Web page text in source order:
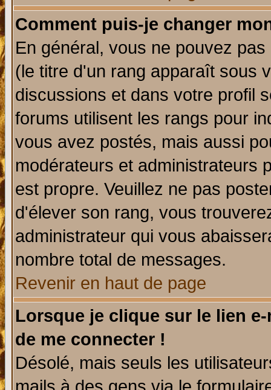
Comment puis-je changer
En général, vous ne pouvez
(le titre d'un rang apparaît sous
discussions et dans votre profil
forums utilisent les rangs pour
vous avez postés, mais aussi
modérateurs et administrateurs
est propre. Veuillez ne pas
d'élever son rang, vous
administrateur qui vous
nombre total de messages.
Revenir en haut de page
Lorsque je clique sur le lien
de me connecter !
Désolé, mais seuls les